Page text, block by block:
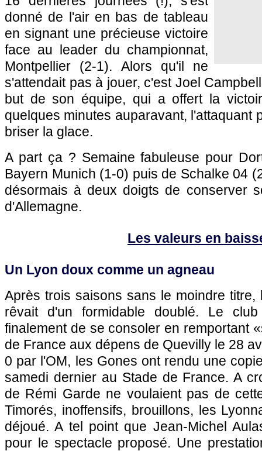
donné de l'air en bas de tableau
en signant une précieuse victoire
face au leader du championnat,
Montpellier (2-1). Alors qu'il ne
s'attendait pas à jouer, c'est Joel
but de son équipe, qui a offert la
quelques minutes auparavant, l'attaquant
briser la glace.
A part ça ? Semaine fabuleuse pour
Bayern Munich (1-0) puis de Schalke 04
désormais à deux doigts de conserver
d'Allemagne.
Les valeurs en
Un Lyon doux comme un agneau
Après trois saisons sans le moindre titre,
rêvait d'un formidable doublé. Le
finalement de se consoler en remportant
de France aux dépens de Quevilly le 28
0 par l'OM, les Gones ont rendu une
samedi dernier au Stade de France. A
de Rémi Garde ne voulaient pas de
Timorés, inoffensifs, brouillons, les
déjoué. A tel point que Jean-Michel
pour le spectacle proposé. Une